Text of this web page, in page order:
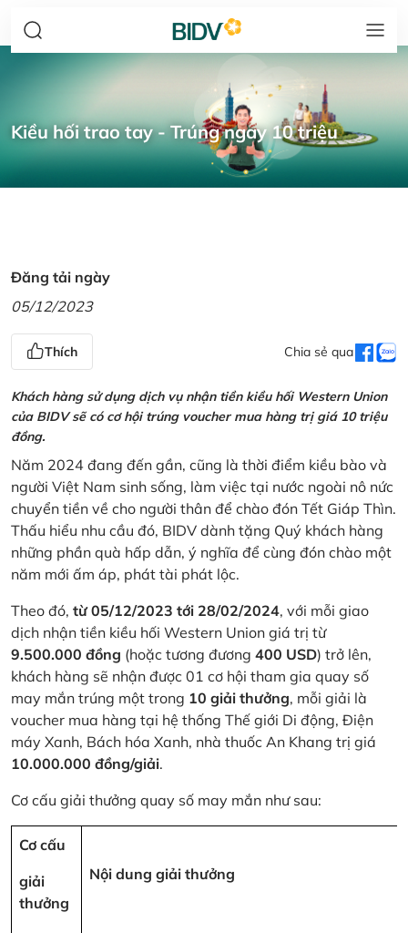
Kiều hối trao tay - Trúng ngay 10 triệu
Đăng tải ngày
05/12/2023
Thích Chia sẻ qua
Khách hàng sử dụng dịch vụ nhận tiền kiều hối Western Union
của BIDV sẽ có cơ hội trúng voucher mua hàng trị giá 10 triệu
đồng.
Năm 2024 đang đến gần, cũng là thời điểm kiều bào và
người Việt Nam sinh sống, làm việc tại nước ngoài nô nức
chuyển tiền về cho người thân để chào đón Tết Giáp Thìn.
Thấu hiểu nhu cầu đó, BIDV dành tặng Quý khách hàng
những phần quà hấp dẫn, ý nghĩa để cùng đón chào một
năm mới ấm áp, phát tài phát lộc.
Theo đó, từ 05/12/2023 tới 28/02/2024, với mỗi giao
dịch nhận tiền kiều hối Western Union giá trị từ
9.500.000 đồng (hoặc tương đương 400 USD) trở lên,
khách hàng sẽ nhận được 01 cơ hội tham gia quay số
may mắn trúng một trong 10 giải thưởng, mỗi giải là
voucher mua hàng tại hệ thống Thế giới Di động, Điện
máy Xanh, Bách hóa Xanh, nhà thuốc An Khang trị giá
10.000.000 đồng/giải.
Cơ cấu giải thưởng quay số may mắn như sau:
Cơ cấu
giải
thưởng
Nội dung giải thưởng